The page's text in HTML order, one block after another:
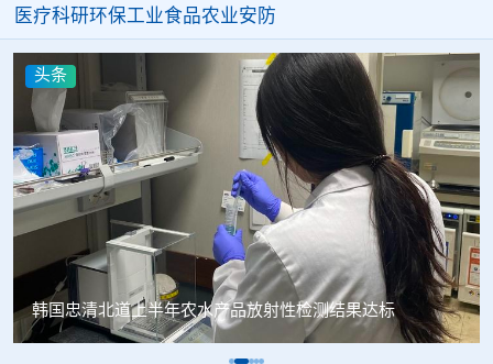
医疗科研环保工业食品农业安防
头条
韩国忠清北道上半年农水产品放射性检测结果达标